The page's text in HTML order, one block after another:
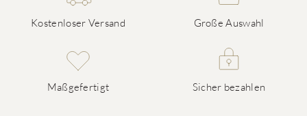
Kostenloser Versand Große Auswahl
Maßgefertigt Sicher bezahlen